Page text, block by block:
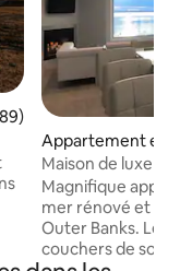
moyenne sur la
Appartement en
uck
Maison de luxe
le coucher du
Magnifique
mer rénové et
Outer Banks. Le
couchers de